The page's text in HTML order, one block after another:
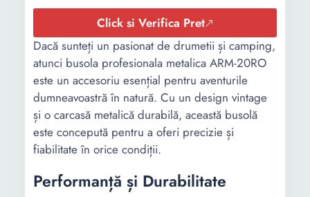
Click si Verifica Pret
Dacă sunteți un pasionat de drumetii și camping,
atunci busola profesionala metalica ARM-20RO
este un accesoriu esențial pentru aventurile
dumneavoastră în natură. Cu un design vintage
și o carcasă metalică durabilă, această busolă
este concepută pentru a oferi precizie și
fiabilitate în orice condiții.
Performanță și Durabilitate